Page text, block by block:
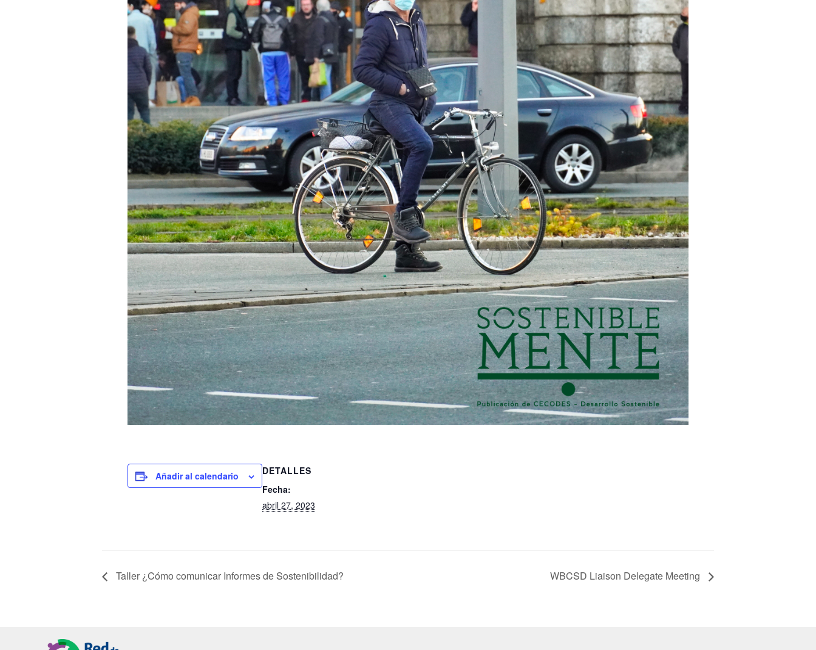
Añadir al calendario
DETALLES
Fecha:
abril 27, 2023
Taller ¿Cómo comunicar Informes de Sostenibilidad? WBCSD Liaison Delegate Meeting